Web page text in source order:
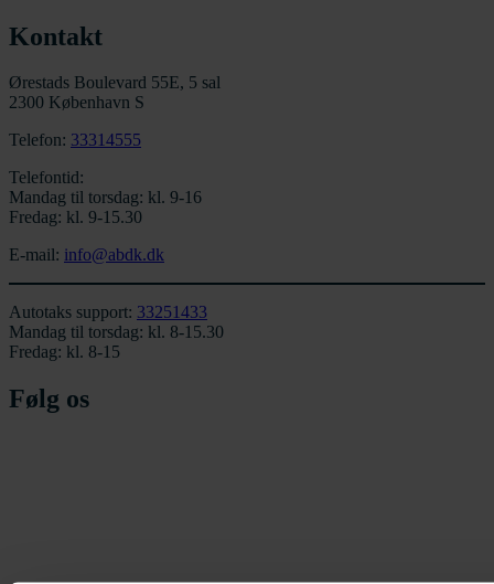
Kontakt
Ørestads Boulevard 55E, 5 sal
2300 København S
Telefon: 33314555
Telefontid:
Mandag til torsdag: kl. 9-16
Fredag: kl. 9-15.30
E-mail: info@abdk.dk
Autotaks support: 33251433
Mandag til torsdag: kl. 8-15.30
Fredag: kl. 8-15
Følg os